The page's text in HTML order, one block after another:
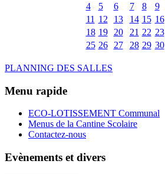
4
5 6 7 8 9
11 12 13 14 15 16
18 19 20 21 22 23
25 26 27 28 29 30
PLANNING DES SALLES
Menu rapide
ECO-LOTISSEMENT Communal
Menus de la Cantine Scolaire
Contactez-nous
Evènements et divers